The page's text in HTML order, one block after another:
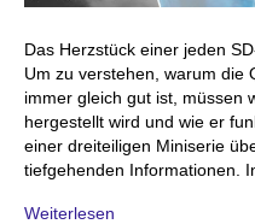
Das Herzstück einer jeden
Um zu verstehen, warum die
immer gleich gut ist, müssen
hergestellt wird und wie er
einer dreiteiligen Miniserie
tiefgehenden Informationen.
Weiterlesen